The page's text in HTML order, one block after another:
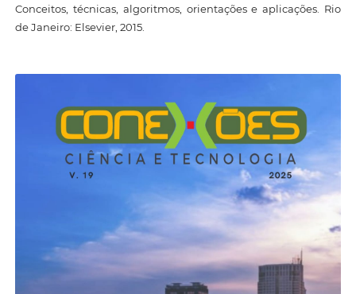
Conceitos, técnicas, algoritmos, orientações e aplicações. Rio
de Janeiro: Elsevier, 2015.